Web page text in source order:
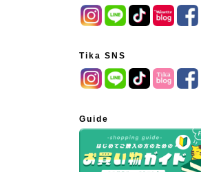
Tika SNS
Guide